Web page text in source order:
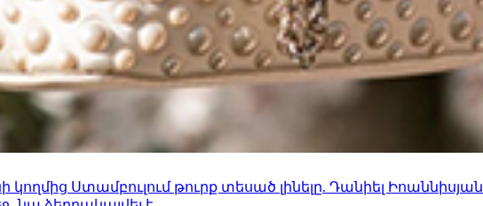
Ստամբուլում թուրք տեսած լինելը. Դանիել Իոաննիսյան